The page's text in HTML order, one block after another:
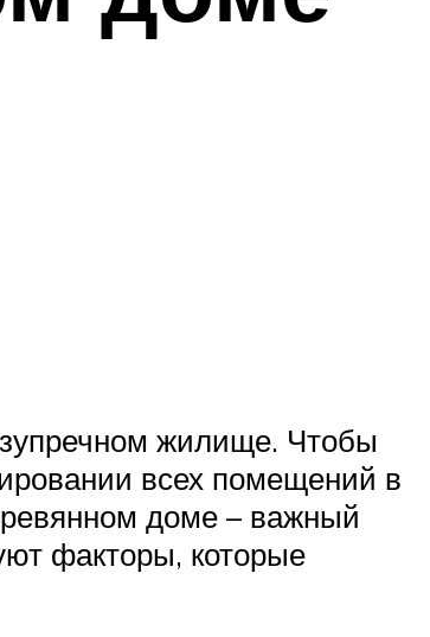
жилище. Чтобы
всех помещений в
доме – важный
факторы, которые